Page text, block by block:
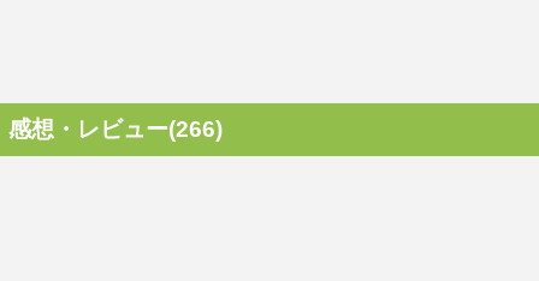
感想・レビュー(266)